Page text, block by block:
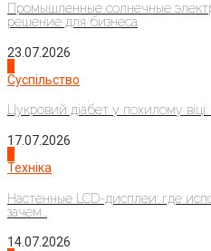
Промышленные солнечные
решение для бизнеса
23.07.2026
Суспільство
Цукровий діабет у похилому віці:
17.07.2026
Техніка
Настенные LCD-дисплеи: где
зачем...
14.07.2026